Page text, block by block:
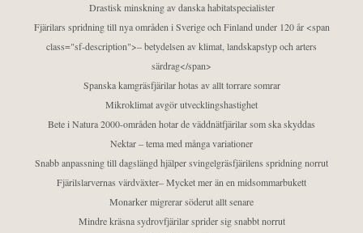
Drastisk minskning av danska habitatspecialister
Fjärilars spridning till nya områden i Sverige och Finland under 120 år <span
class="sf-description">– betydelsen av klimat, landskapstyp och arters
särdrag</span>
Spanska kamgräsfjärilar hotas av allt torrare somrar
Mikroklimat avgör utvecklingshastighet
Bete i Natura 2000-områden hotar de väddnätfjärilar som ska skyddas
Nektar – tema med många variationer
Snabb anpassning till dagslängd hjälper svingelgräsfjärilens spridning norrut
Fjärilslarvernas värdväxter– Mycket mer än en midsommarbukett
Monarker migrerar söderut allt senare
Mindre kräsna sydrovfjärilar sprider sig snabbt norrut